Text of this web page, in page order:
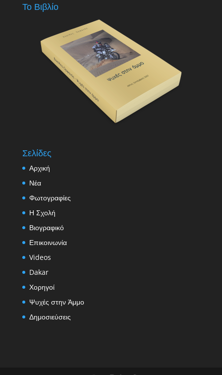
Το Βιβλίο
Σελίδες
Αρχική
Νέα
Φωτογραφίες
Η Σχολή
Βιογραφικό
Επικοινωνία
Videos
Dakar
Χορηγοί
Ψυχές στην Άμμο
Δημοσιεύσεις